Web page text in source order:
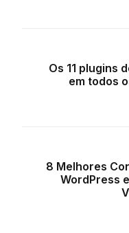
Os 11 plugins
em todos
8 Melhores
WordPress